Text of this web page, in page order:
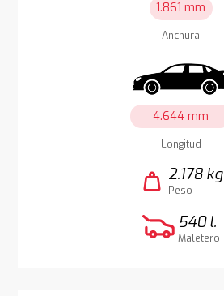
1.861 mm
Anchura
4.644 mm
Longitud
weight 2.178 kg
Peso
540 l.
Maletero